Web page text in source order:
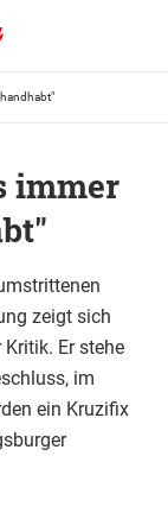
immer
zeigt sich
Er stehe
im
ein Kruzifix